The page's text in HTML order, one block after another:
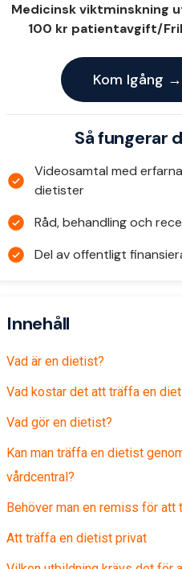
Medicinsk viktminskning
100 kr patientavgift/
Kom Igång →
Så fungerar
Videosamtal med
dietister
Råd, behandling och
Del av offentligt
Innehåll
Vad är en dietist?
Vad kostar det att träffa en
Vad gör en dietist?
Kan man träffa en dietist
vårdcentral?
Behöver man en remiss för att
Att träffa en dietist privat